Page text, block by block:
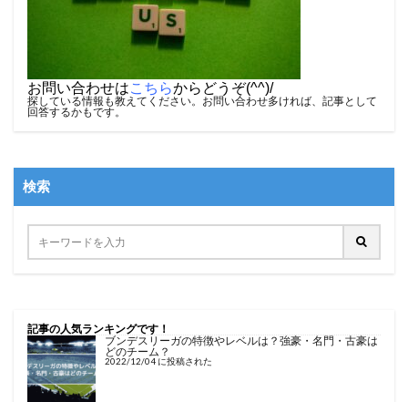
お問い合わせはこちらからどうぞ(^^)/
探している情報も教えてください。お問い合わせ多ければ、記事として
回答するかもです。
検索
記事の人気ランキングです！
ブンデスリーガの特徴やレベルは？強豪・名門・古豪は
どのチーム？
2022/12/04 に投稿された